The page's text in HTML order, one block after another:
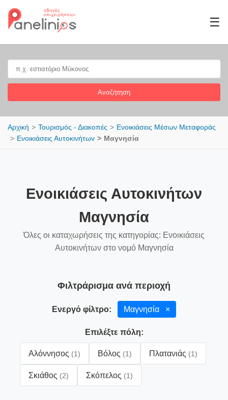
☰
Αναζήτηση
Αρχική Τουρισμός - Διακοπές
Ενοικιάσεις Μέσων Μεταφοράς
Ενοικιάσεις Αυτοκινήτων
Μαγνησία
Ενοικιάσεις Αυτοκινήτων
Μαγνησία
Όλες οι καταχωρήσεις της κατηγορίας: Ενοικιάσεις
Αυτοκινήτων στο νομό Μαγνησία
Φιλτράρισμα ανά περιοχή
Ενεργό φίλτρο: Μαγνησία ×
Επιλέξτε πόλη:
Αλόννησος (1) Βόλος (1) Πλατανιάς (1)
Σκιάθος (2) Σκόπελος (1)